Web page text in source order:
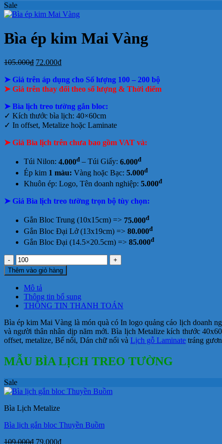
Treo
Tường
Bloc
Khổ
Tết
TLV
ở
lịch
Bloc
Bảng
giá
Bàn
Sale
Bìa ép kim Mai Vàng
105.000₫ Giá
là:
105.000₫.
72.000₫Giá
tại
là:
➤ Giá trên áp dụng cho Số lượng 100 – 200 bộ
➤ Giá trên thay đổi theo số lượng & Thời điểm
➤ Bìa lịch treo tường gắn bloc:
✓ Kích thước bìa lịch: 40×60cm
✓ In offset, Metalize hoặc Laminate
➤ Giá Bìa lịch trên chưa bao gồm VAT và:
Túi Nilon: 4.000đ – Túi Giấy: 6.000đ
Ép kim 1 màu: Vàng hoặc Bạc: 5.000đ
Khuôn ép: Logo, Tên doanh nghiệp: 5.000đ
➤ Giá Bìa lịch treo tường trọn bộ tùy chọn:
Gắn Bloc Trung (10x15cm) => 75.000đ
Gắn Bloc Đại Lở (13x19cm) => 80.000đ
Gắn Bloc Đại (14.5×20.5cm) => 85.000đ
Bìa
ép
kim
Mai
Vàng
số
lượng
Thêm vào giỏ hàng
Mô tả
Thông tin bổ sung
THÔNG TIN THANH TOÁN
Bìa ép kim Mai Vàng là món quà có In logo quảng cáo lịch doanh
và người thân nhân dịp năm mới. Bìa lịch Metalize kích thước
offset, metalize, Bế nổi, Dán chữ nổi và Lịch gỗ Laminate tráng
MẪU BÌA LỊCH TREO TƯỜNG
Sale
Bìa Lịch Metalize
Bìa lịch gắn bloc Thuyền Buồm
109.000₫ Giá
79.000₫Giá